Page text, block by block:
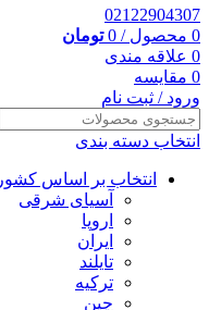
02122904307
0 محصول /
0 تومان
0 علاقه مندی
0 مقایسه
ورود / ثبت نام
انتخاب دسته بندی
انتخاب بر اساس کشور
آسیای شرقی
اروپا
ایران
تایلند
ترکیه
چین